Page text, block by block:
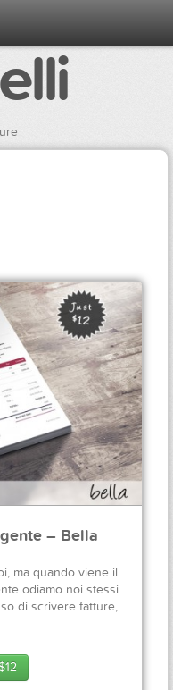
– Bella
ma quando viene il
odiamo noi stessi.
di scrivere fatture,
12